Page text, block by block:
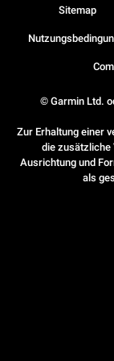
© Garmin Ltd.
Zur Erhaltung einer
die zusätzliche
Ausrichtung und
als
Sitemap